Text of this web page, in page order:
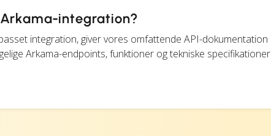
integration?
integration, giver vores omfattende API-dokumentation
Arkama-endpoints, funktioner og tekniske